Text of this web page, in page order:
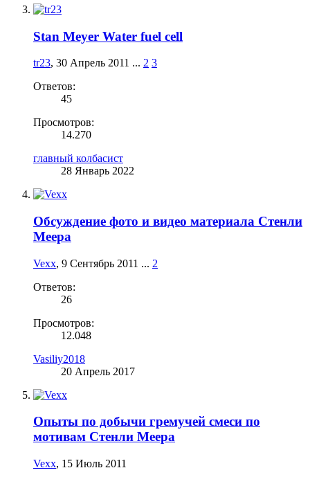
Stan Meyer Water fuel cell
tr23, 30 Апрель 2011 ... 2 3
Ответов:
45
Просмотров:
14.270
главный колбасист
28 Январь 2022
Обсуждение фото и видео материала Стенли
Меера
Vexx, 9 Сентябрь 2011 ... 2
Ответов:
26
Просмотров:
12.048
Vasiliy2018
20 Апрель 2017
Опыты по добычи гремучей смеси по
мотивам Стенли Меера
Vexx, 15 Июль 2011